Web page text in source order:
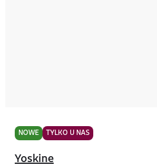
NOWE TYLKO U NAS
Yoskine